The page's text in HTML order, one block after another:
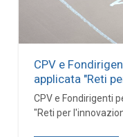
CPV e
applicata "Reti
CPV e Fondirigenti
"Reti per